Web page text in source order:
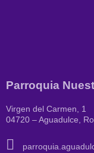
Parroquia
Virgen del Carmen, 1
04720 – Aguadulce,